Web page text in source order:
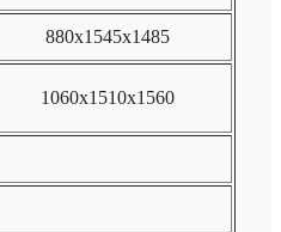
880х1545х1485
1060х1510х1560